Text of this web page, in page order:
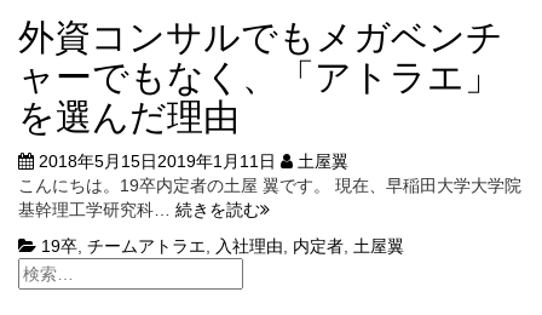
外資コンサルでもメガベンチ
ャーでもなく、「アトラエ」
を選んだ理由
2018年5月15日2019年1月11日
土屋翼
こんにちは。19卒内定者の土屋 翼です。 現在、早稲田大学大学院
基幹理工学研究科… 続きを読む外
コ
19卒 チームアトラエ 入社理由 内定者 土屋翼